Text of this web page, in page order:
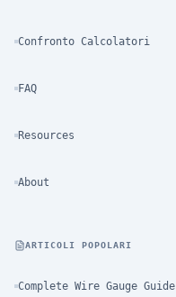
Confronto Calcolatori
FAQ
Resources
About
ARTICOLI POPOLARI
Complete Wire Gauge Guide